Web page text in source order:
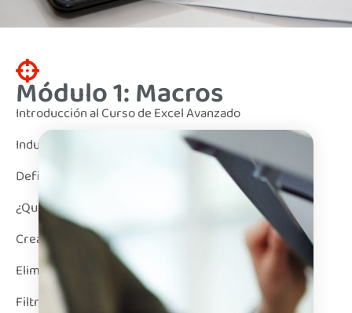
Módulo 1: Macros
Introducción al Curso de Excel Avanzado
Inducción a programación. Talleres con Raptor.
Definiciones de Variables, Condicionales Bucles.
¿Qué son las Macros? ¿Para qué sirven?
Creando tu primera macro en Excel
Eliminar, modificar e insertar datos con Macros
Filtros Avanzados con Macros